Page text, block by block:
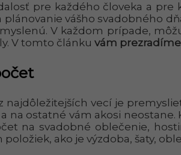
pre každého človeka a
vášho svadobného
V každom prípade,
V tomto článku vám
najdôležitejších vecí je
na ostatné vám akosi
na svadobné oblečenie,
ako je výzdoba, šaty,